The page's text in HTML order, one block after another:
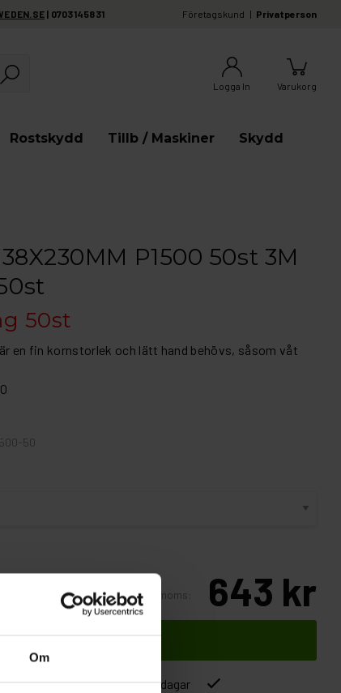
Om
Företagskund Privatperson
| 0703145831
Varukorg
Logga In
Rostskydd Tillb / Maskiner Skydd
P1500 50st 3M
50st
en fin kornstorlek och lätt hand behövs, såsom våt
50
Inkl. moms: 643 kr
Lägg i varukorgen
Leverans inom 1-5 dagar